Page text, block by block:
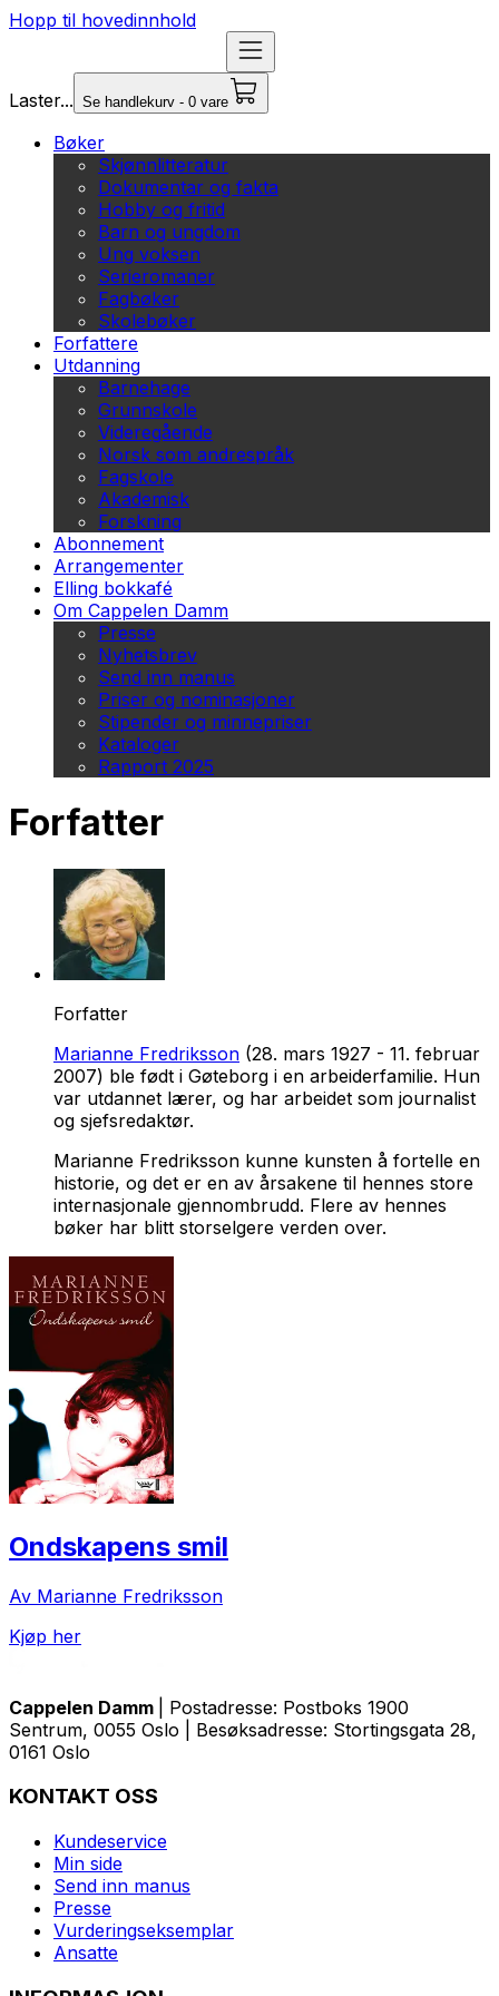
Hopp til hovedinnhold
Laster... Se handlekurv - 0 vare
Bøker
Skjønnlitteratur
Dokumentar og fakta
Hobby og fritid
Barn og ungdom
Ung voksen
Serieromaner
Fagbøker
Skolebøker
Forfattere
Utdanning
Barnehage
Grunnskole
Videregående
Norsk som andrespråk
Fagskole
Akademisk
Forskning
Abonnement
Arrangementer
Elling bokkafé
Om Cappelen Damm
Presse
Nyhetsbrev
Send inn manus
Priser og nominasjoner
Stipender og minnepriser
Kataloger
Rapport 2025
Forfatter
Forfatter
Marianne Fredriksson (28. mars 1927 - 11. februar
2007) ble født i Gøteborg i en arbeiderfamilie. Hun
var utdannet lærer, og har arbeidet som journalist
og sjefsredaktør.
Marianne Fredriksson kunne kunsten å fortelle en
historie, og det er en av årsakene til hennes store
internasjonale gjennombrudd. Flere av hennes
bøker har blitt storselgere verden over.
Ondskapens smil
Av Marianne Fredriksson
Kjøp her
Cappelen Damm
| Postadresse: Postboks 1900
Sentrum, 0055 Oslo | Besøksadresse: Stortingsgata 28,
0161 Oslo
KONTAKT OSS
Kundeservice
Min side
Send inn manus
Presse
Vurderingseksemplar
Ansatte